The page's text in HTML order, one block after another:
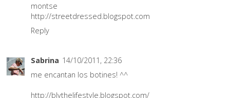
montse
http://streetdressed.blogspot.com
Reply
Sabrina 14/10/2011, 22:36
me encantan los botines! ^^
http://blythelifestyle.blogspot.com/